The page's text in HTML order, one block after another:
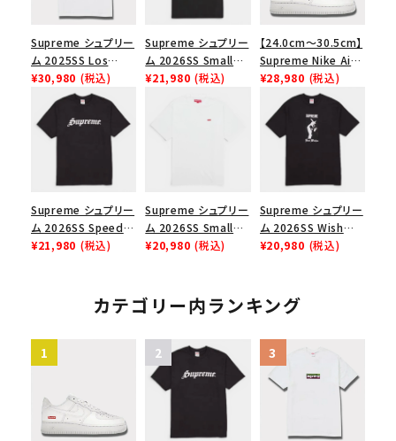
Supreme シュプリー
ム 2025SS Los
Angeles Fire Relief
Box Logo Tee ファ
イヤーリリーフボック
スロゴTシャツ ホワ
¥30,980 (税込)
Supreme シュプリー
ム 2026SS Small
Box Tee スモールボ
¥21,980 (税込)
【24.0cm～30.5cm】
Supreme Nike Air
Force 1 Low シュプ
リーム ナイキエアフォ
ース１スニーカー シ
ューズ ホワイト
¥28,980 (税込)
Supreme シュプリー
ム 2026SS Speed
Tee スピードTシャツ
¥21,980 (税込)
Supreme シュプリー
ム 2026SS Small
Box Tee スモールボ
¥20,980 (税込)
Supreme シュプリー
ム 2026SS Wish
Tee ウィッシュTシ
¥20,980 (税込)
カテゴリー内ランキング